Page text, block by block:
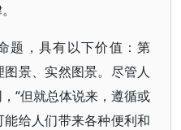
题，具有以下价值：第
景、实然图景。尽管人
“但就总体说来，遵循或
给人们带来各种便利和